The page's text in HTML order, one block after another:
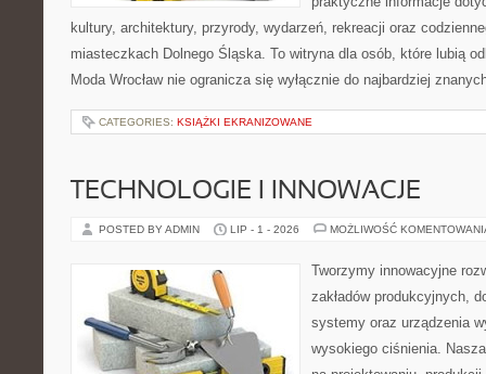
kultury, architektury, przyrody, wydarzeń, rekreacji oraz
miasteczkach Dolnego Śląska. To witryna dla osób, które lubią
Moda Wrocław nie ogranicza się wyłącznie do najbardziej
CATEGORIES: KSIĄŻKI EKRANIZOWANE
TECHNOLOGIE I INNOWACJE
POSTED BY ADMIN LIP - 1 - 2026 MOŻLIWOŚĆ
Tworzymy innowacyjne
zakładów produkcyjnych,
systemy oraz urządzenia
wysokiego ciśnienia.